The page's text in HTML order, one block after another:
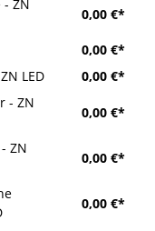
- ZN
0,00 €*
0,00 €*
LED
0,00 €*
- ZN
0,00 €*
ZN
0,00 €*
0,00 €*